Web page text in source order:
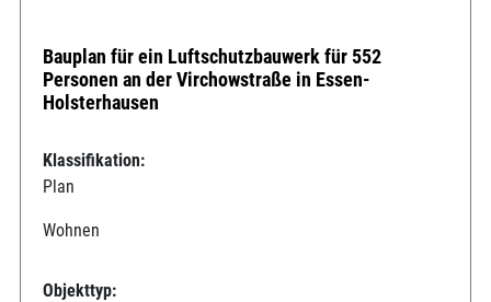
Bauplan für ein Luftschutzbauwerk für 552
Personen an der Virchowstraße in Essen-
Holsterhausen
Klassifikation:
Plan
Wohnen
Objekttyp: